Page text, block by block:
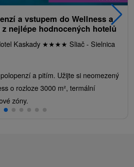
a vstupem do Wellness a
nejlépe hodnocených hotelů
Kaskady ★★★★ Sliač - Sielnica
a pitím. Užijte si neomezený
o rozloze 3000 m², termální
zóny.